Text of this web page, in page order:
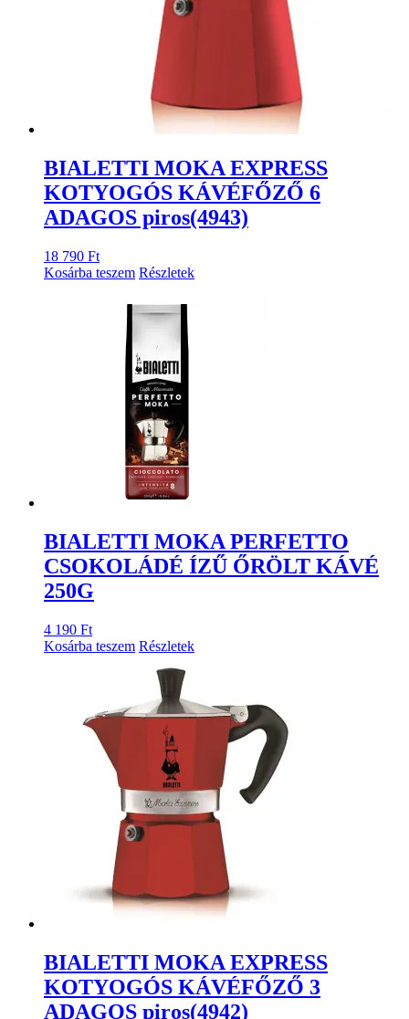
BIALETTI MOKA EXPRESS
KOTYOGÓS KÁVÉFŐZŐ 6
ADAGOS piros(4943)
18 790 Ft
Kosárba teszem Részletek
BIALETTI MOKA PERFETTO
CSOKOLÁDÉ ÍZŰ ŐRÖLT KÁVÉ
250G
4 190 Ft
Kosárba teszem Részletek
BIALETTI MOKA EXPRESS
KOTYOGÓS KÁVÉFŐZŐ 3
ADAGOS piros(4942)